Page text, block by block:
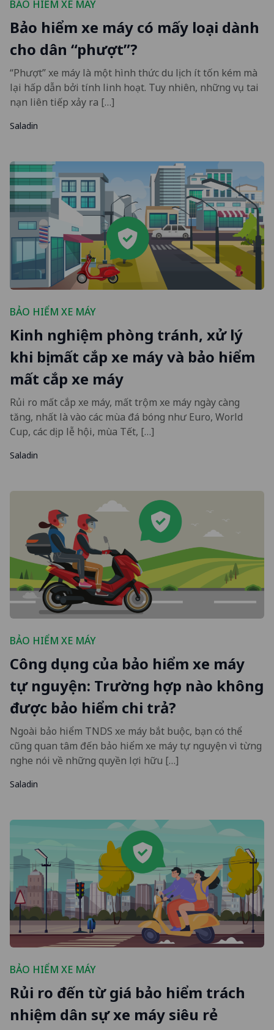
BẢO HIỂM XE MÁY
Bảo hiểm xe máy có mấy loại dành
cho dân “phượt”?
“Phượt” xe máy là một hình thức du lịch ít tốn kém mà
lại hấp dẫn bởi tính linh hoạt. Tuy nhiên, những vụ tai
nạn liên tiếp xảy ra […]
Saladin
BẢO HIỂM XE MÁY
Kinh nghiệm phòng tránh, xử lý
khi bị mất cắp xe máy và bảo hiểm
mất cắp xe máy
Rủi ro mất cắp xe máy, mất trộm xe máy ngày càng
tăng, nhất là vào các mùa đá bóng như Euro, World
Cup, các dịp lễ hội, mùa Tết, […]
Saladin
BẢO HIỂM XE MÁY
Công dụng của bảo hiểm xe máy
tự nguyện: Trường hợp nào không
được bảo hiểm chi trả?
Ngoài bảo hiểm TNDS xe máy bắt buộc, bạn có thể
cũng quan tâm đến bảo hiểm xe máy tự nguyện vì từng
nghe nói về những quyền lợi hữu […]
Saladin
BẢO HIỂM XE MÁY
Rủi ro đến từ giá bảo hiểm trách
nhiệm dân sự xe máy siêu rẻ